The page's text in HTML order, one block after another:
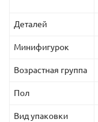
Деталей
Минифигурок
Возрастная группа
Пол
Вид упаковки